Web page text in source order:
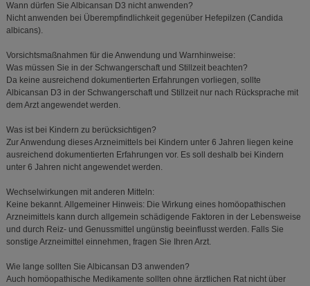
Wann dürfen Sie Albicansan D3 nicht anwenden?
Nicht anwenden bei Überempfindlichkeit gegenüber Hefepilzen (Candida
albicans).
Vorsichtsmaßnahmen für die Anwendung und Warnhinweise:
Was müssen Sie in der Schwangerschaft und Stillzeit beachten?
Da keine ausreichend dokumentierten Erfahrungen vorliegen, sollte
Albicansan D3 in der Schwangerschaft und Stillzeit nur nach Rücksprache mit
dem Arzt angewendet werden.
Was ist bei Kindern zu berücksichtigen?
Zur Anwendung dieses Arzneimittels bei Kindern unter 6 Jahren liegen keine
ausreichend dokumentierten Erfahrungen vor. Es soll deshalb bei Kindern
unter 6 Jahren nicht angewendet werden.
Wechselwirkungen mit anderen Mitteln:
Keine bekannt. Allgemeiner Hinweis: Die Wirkung eines homöopathischen
Arzneimittels kann durch allgemein schädigende Faktoren in der Lebensweise
und durch Reiz- und Genussmittel ungünstig beeinflusst werden. Falls Sie
sonstige Arzneimittel einnehmen, fragen Sie Ihren Arzt.
Wie lange sollten Sie Albicansan D3 anwenden?
Auch homöopathische Medikamente sollten ohne ärztlichen Rat nicht über